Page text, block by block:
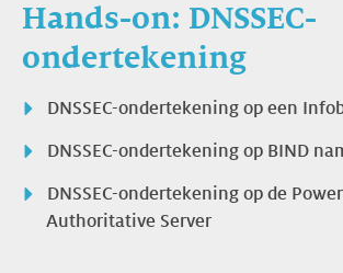
Hands-on: DNSSEC-
ondertekening
DNSSEC-ondertekening op een
DNSSEC-ondertekening op BIND
DNSSEC-ondertekening op de
Authoritative Server